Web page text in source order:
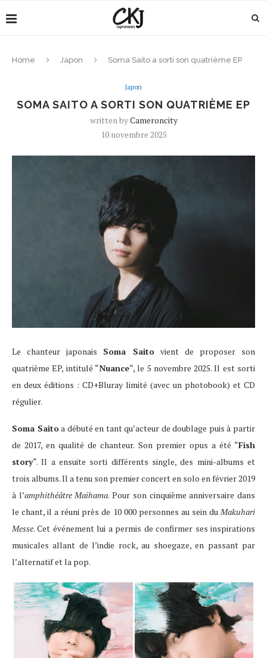
Home Japon Soma Saito a sorti son quatrième EP
Japon
SOMA SAITO A SORTI SON QUATRIÈME EP
written byCameroncity
10 novembre 2025
Le chanteur japonais Soma Saitovient de proposer son
quatrième EP, intitulé “Nuance“, le 5 novembre 2025. Il est sorti
en deux éditions : CD+Bluray limité (avec un photobook) et CD
régulier.
Soma Saitoa débuté en tant qu’acteur de doublage puis à partir
de 2017, en qualité de chanteur. Son premier opus a été “Fish
story“. Il a ensuite sorti différents single, des mini-albums et
trois albums. Il a tenu son premier concert en solo en février 2019
à l’amphithéâtre Maihama. Pour son cinquième anniversaire dans
le chant, il a réuni près de 10 000 personnes au sein du Makuhari
Messe. Cet événement lui a permis de confirmer ses inspirations
musicales allant de l’indie rock, au shoegaze, en passant par
l’alternatif et la pop.